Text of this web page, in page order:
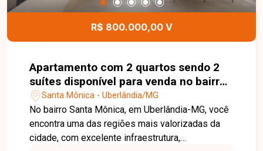
infraestrutura de lazer. Esta é uma excelente
oportunidade para quem busca um imóvel
moderno, bem localizado e com uma estrutura
estar. Agende sua visita e venha conhecer todos
os detalhes deste incrível apartamento no bairro
Santa Mônica.
R$ 800.000,00 V
Apartamento com 2 quartos sendo 2
suítes disponível para venda no bairro
Santa Mônica em Uberlândia-MG
Santa Mônica - Uberlândia/MG
No bairro Santa Mônica, em Uberlândia-MG, você
encontra uma das regiões mais valorizadas da
cidade, com excelente infraestrutura,